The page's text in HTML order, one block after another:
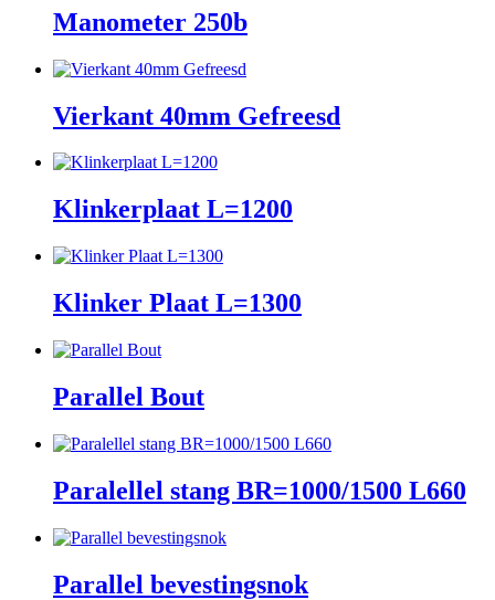
Manometer 250b
Vierkant 40mm Gefreesd
Klinkerplaat L=1200
Klinker Plaat L=1300
Parallel Bout
Paralellel stang BR=1000/1500 L660
Parallel bevestingsnok